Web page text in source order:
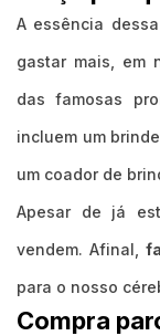
A essência
gastar mais, em
das famosas
incluem um
um coador de
Apesar de já
vendem. Afinal,
para o nosso
Compra